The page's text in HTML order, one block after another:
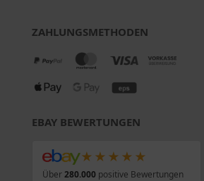
ZAHLUNGSMETHODEN
EBAY BEWERTUNGEN
★★★★★
Über280.000positive Bewertungen